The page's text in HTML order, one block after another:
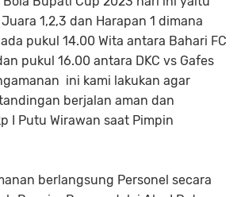
1,2,3 dan Harapan 1 dimana
pukul 14.00 Wita antara Bahari FC
pukul 16.00 antara DKC vs Gafes
ini kami lakukan agar
berjalan aman dan
I Putu Wirawan saat Pimpin
berlangsung Personel secara